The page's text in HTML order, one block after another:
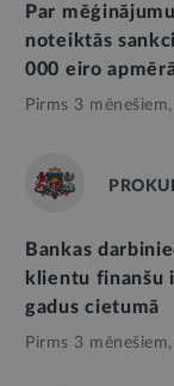
Par
noteiktās
000 eiro
Pirms 3 mēnešiem,
Bankas
klientu finanšu
gadus cietumā
Pirms 3 mēnešiem,